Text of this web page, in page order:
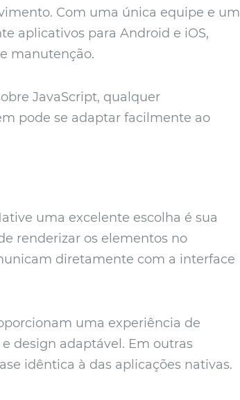
Com uma única equipe e um
aplicativos para Android e iOS,
manutenção.
JavaScript, qualquer
pode se adaptar facilmente ao
uma excelente escolha é sua
renderizar os elementos no
diretamente com a interface
uma experiência de
design adaptável. Em outras
idêntica à das aplicações nativas.